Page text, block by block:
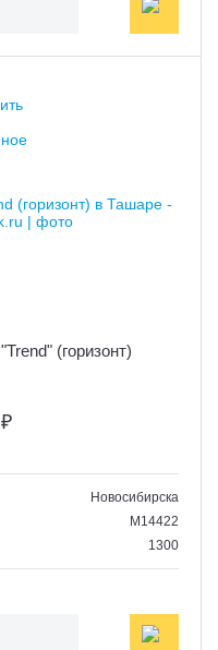
(горизонт)
₽
Новосибирска
M14422
1300